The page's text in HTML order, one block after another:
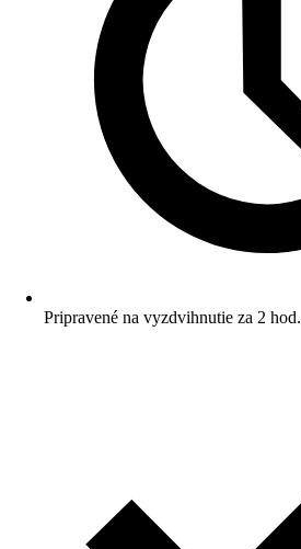
Pripravené na vyzdvihnutie za 2 hod.